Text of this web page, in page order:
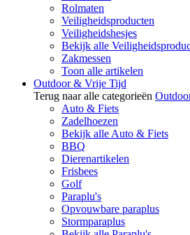
Rolmaten
Veiligheidsproducten
Veiligheidshesjes
Bekijk alle
Zakmessen
Toon alle artikelen
Outdoor & Vrije Tijd
Terug naar alle categorieën
Auto & Fiets
Zadelhoezen
Bekijk alle Auto & Fiets
BBQ
Dierenartikelen
Frisbees
Golf
Paraplu's
Opvouwbare paraplus
Stormparaplus